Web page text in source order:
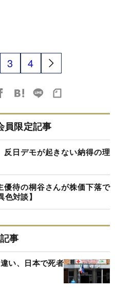
3 4
員限定記事
反日デモが起きない納得の理
優待の桐谷さんが株価下落で
色対談】
事
い、日本で死者